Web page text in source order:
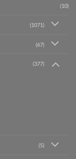
(10)
(1071)
(67)
(377)
(5)